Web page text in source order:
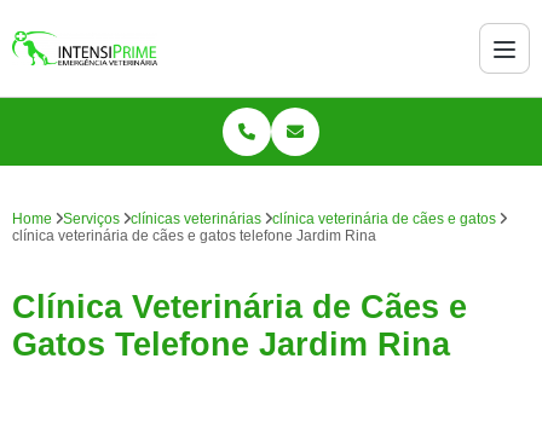
Home Serviços clínicas veterinárias
clínica veterinária de cães e gatos
clínica veterinária de cães e gatos telefone Jardim Rina
Clínica Veterinária de Cães e
Gatos Telefone Jardim Rina